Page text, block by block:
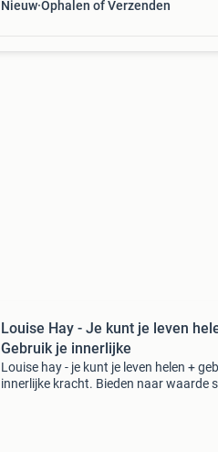
Nieuw Ophalen of Verzenden
Louise Hay - Je kunt je leven
Gebruik je innerlijke
Louise hay - je kunt je leven helen +
innerlijke kracht. Bieden naar waarde